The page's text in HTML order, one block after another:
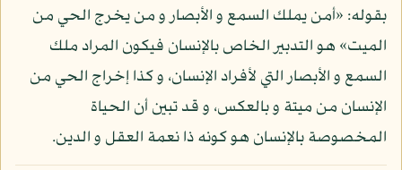
بقوله: «أمن يملك السمع و الأبصار و من يخرج الحي من
الميت» هو التدبير الخاص بالإنسان فيكون المراد ملك
السمع و الأبصار التي لأفراد الإنسان، و كذا إخراج الحي من
الإنسان من ميتة و بالعكس، و قد تبين أن الحياة
المخصوصة بالإنسان هو كونه ذا نعمة العقل و الدين.